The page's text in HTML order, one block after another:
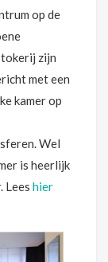
op de
zijn
met een
kamer op
Wel
is heerlijk
Lees hier